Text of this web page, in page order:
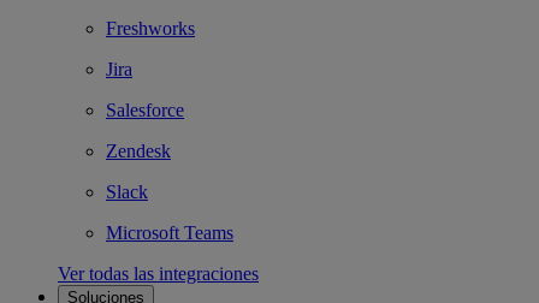
Freshworks
Jira
Salesforce
Zendesk
Slack
Microsoft Teams
Ver todas las integraciones
Soluciones